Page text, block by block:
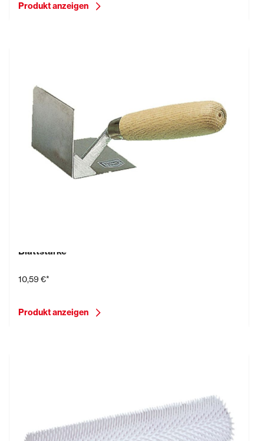
Produkt anzeigen
Blattstärke
10,59 €*
Produkt anzeigen